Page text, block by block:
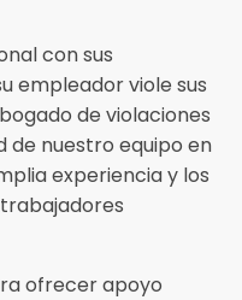
con sus
empleador viole sus
de violaciones
de nuestro equipo en
experiencia y los
ofrecer apoyo